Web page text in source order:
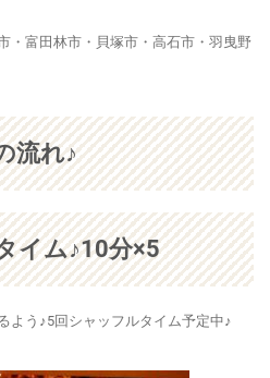
・富田林市・貝塚市・高石市・羽曳野
流れ♪
イム♪10分×5
よう♪5回シャッフルタイム予定中♪